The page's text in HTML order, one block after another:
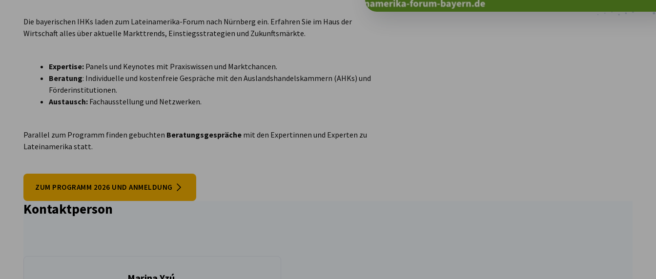
Peru
Die bayerischen IHKs laden zum Lateinamerika-Forum nach Nürnberg ein. Erfahren Sie im Haus der
Wirtschaft alles über aktuelle Markttrends, Einstiegsstrategien und Zukunftsmärkte.
Expertise: Panels und Keynotes mit Praxiswissen und Marktchancen.
Beratung: Individuelle und kostenfreie Gespräche mit den Auslandshandelskammern (AHKs) und
Förderinstitutionen.
Austausch: Fachausstellung und Netzwerken.
Parallel zum Programm finden gebuchten Beratungsgespräche mit den Expertinnen und Experten zu
Lateinamerika statt.
ZUM PROGRAMM 2026 UND ANMELDUNG
Kontaktperson